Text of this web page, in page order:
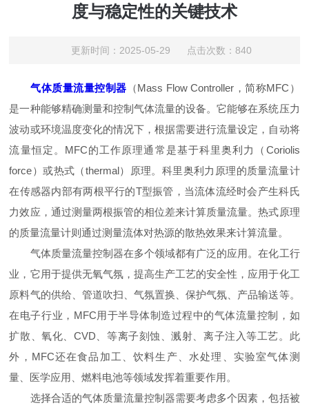
度与稳定性的关键技术
更新时间：2025-05-29 点击次数：840
气体质量流量控制器 （Mass Flow Controller，简称MFC）
是一种能够精确测量和控制气体流量的设备。它能够在系统压力
波动或环境温度变化的情况下，根据需要进行流量设定，自动将
流量恒定。MFC的工作原理通常是基于科里奥利力（Coriolis
force）或热式（thermal）原理。科里奥利力原理的质量流量计
在传感器内部有两根平行的T型振管，当流体流经时会产生科氏
力效应，通过测量两根振管的相位差来计算质量流量。热式原理
的质量流量计则通过测量流体对热源的散热效果来计算流量。
气体质量流量控制器在多个领域都有广泛的应用。在化工行
业，它用于提供无氧气氛，提高生产工艺的安全性，应用于化工
原料气的供给、管道吹扫、气氛置换、保护气氛、产品输送等。
在电子行业，MFC用于半导体制造过程中的气体流量控制，如
扩散、氧化、CVD、等离子刻蚀、溅射、离子注入等工艺。此
外，MFC还在食品加工、饮料生产、水处理、实验室气体测
量、医学应用、燃料电池等领域发挥着重要作用。
选择合适的气体质量流量控制器需要考虑多个因素，包括被